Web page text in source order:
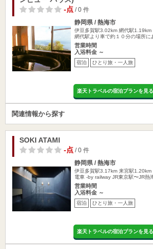
-点/ 0 件
静岡県 / 熱海市
伊豆多賀駅3.02km 網代駅1.19km
網代駅より車で約１０分の場所に
営業時間
入浴料金 ～
宿泊 ひとり旅・一人旅
楽天トラベルの宿泊プランを見る
関連情報から探す
SOKI ATAMI
-点/ 0 件
静岡県 / 熱海市
伊豆多賀駅3.17km 来宮駅1.20km
電車 -by railway JR東京駅〜JR熱
営業時間
入浴料金 ～
宿泊 ひとり旅・一人旅
楽天トラベルの宿泊プランを見る